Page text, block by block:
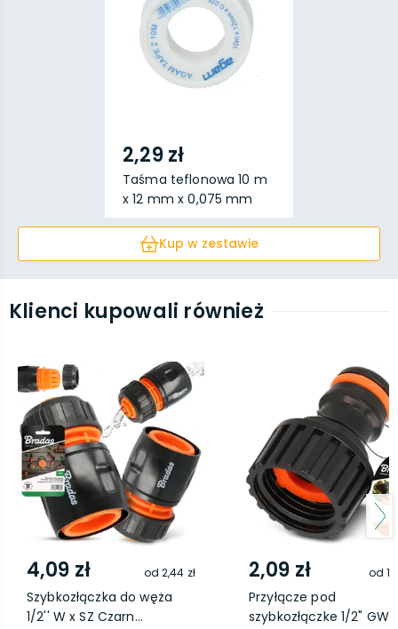
2,29 zł
Taśma teflonowa 10 m
x 12 mm x 0,075 mm
Kup w zestawie
Klienci kupowali również
4,09 zł od2,44 zł
Szybkozłączka do węża
1/2'' W x SZ Czarn...
2,09 zł od
Przyłącze pod
szybkozłączke 1/2" GW